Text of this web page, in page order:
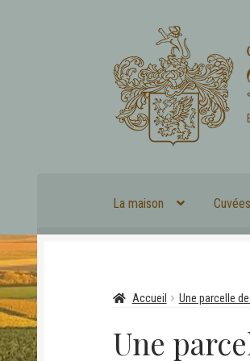
la
navigation
au
contenu
La maison Cuvées
Accueil Une parcelle
Une